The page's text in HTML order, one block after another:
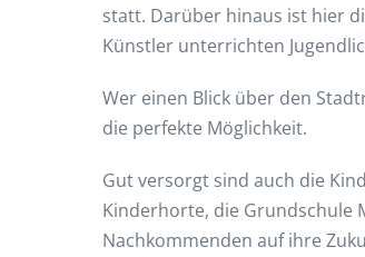
statt. Darüber hinaus ist hier
Künstler unterrichten
Wer einen Blick über den
die perfekte Möglichkeit.
Gut versorgt sind auch die
Kinderhorte, die Grundschule
Nachkommenden auf ihre